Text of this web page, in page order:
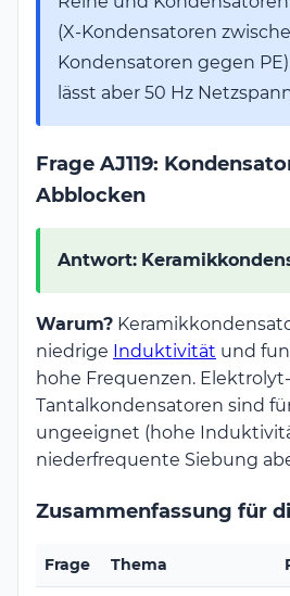
(X-Kondensatoren
Kondensatoren gegen
lässt aber 50 Hz
Frage AJ119:
Abblocken
Antwort:
Warum?
niedrige Induktivität und
hohe Frequenzen.
Tantalkondensatoren sind
ungeeignet (hohe
niederfrequente Siebung
Zusammenfassung für
Frage Thema